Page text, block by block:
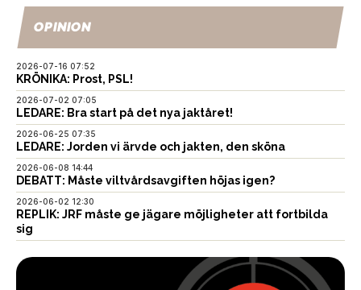
OPINION
2026-07-16 07:52
KRÖNIKA: Prost, PSL!
2026-07-02 07:05
LEDARE: Bra start på det nya jaktåret!
2026-06-25 07:35
LEDARE: Jorden vi ärvde och jakten, den sköna
2026-06-08 14:44
DEBATT: Måste viltvårdsavgiften höjas igen?
2026-06-02 12:30
REPLIK: JRF måste ge jägare möjligheter att fortbilda
sig